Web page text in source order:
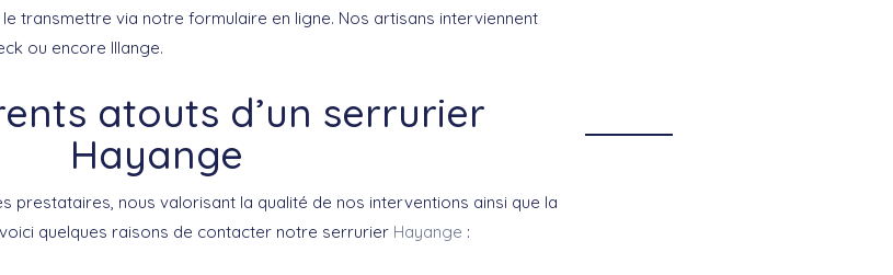
transmettre via notre formulaire en ligne. Nos artisans interviennent
ou encore Illange.
atouts d’un serrurier
Hayange
prestataires, nous valorisant la qualité de nos interventions ainsi que la
quelques raisons de contacter notre serrurier Hayange :